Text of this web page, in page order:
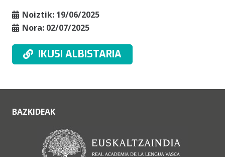
Noiztik: 19/06/2025
Nora: 02/07/2025
IKUSI ALBISTARIA
BAZKIDEAK